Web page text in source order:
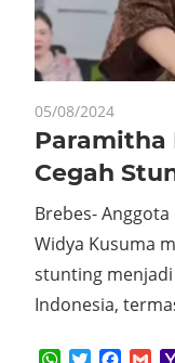
05/08/2024
Paramitha
Cegah
Brebes- Anggota
Widya Kusuma
stunting
Indonesia,